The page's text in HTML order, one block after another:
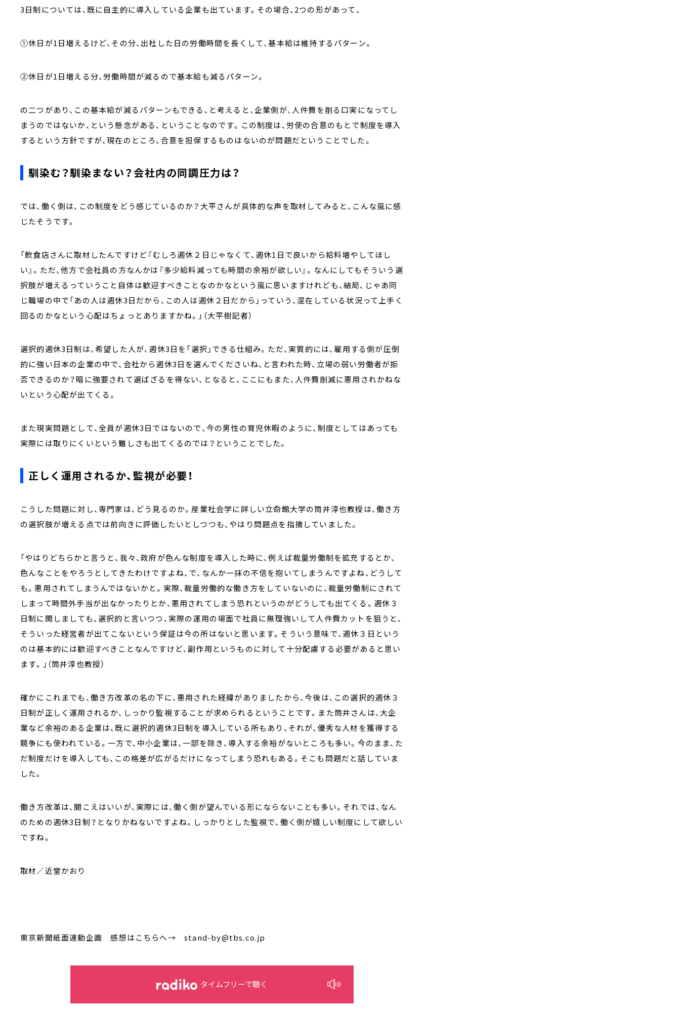
3日制については、既に自主的に導入している企業も出ています。その場合、2つの形があって、
①休日が1日増えるけど、その分、出社した日の労働時間を長くして、基本給は維持するパターン。
②休日が1日増える分、労働時間が減るので基本給も減るパターン。
の二つがあり、この基本給が減るパターンもできる、と考えると、企業側が、人件費を削る口実になってし
まうのではないか、という懸念がある、ということなのです。この制度は、労使の合意のもとで制度を導入
するという方針ですが、現在のところ、合意を担保するものはないのが問題だということでした。
馴染む？馴染まない？会社内の同調圧力は？
では、働く側は、この制度をどう感じているのか？大平さんが具体的な声を取材してみると、こんな風に感
じたそうです。
「飲食店さんに取材したんですけど『むしろ週休２日じゃなくて、週休1日で良いから給料増やしてほし
い』。ただ、他方で会社員の方なんかは『多少給料減っても時間の余裕が欲しい』。なんにしてもそういう選
択肢が増えるっていうこと自体は歓迎すべきことなのかなという風に思いますけれども、結局、じゃあ同
じ職場の中で「あの人は週休3日だから、この人は週休２日だから」っていう、混在している状況って上手く
回るのかなという心配はちょっとありますかね。」（大平樹記者）
選択的週休3日制は、希望した人が、週休3日を「選択」できる仕組み。ただ、実質的には、雇用する側が圧倒
的に強い日本の企業の中で、会社から週休3日を選んでくださいね、と言われた時、立場の弱い労働者が拒
否できるのか？暗に強要されて選ばざるを得ない、となると、ここにもまた、人件費削減に悪用されかねな
いという心配が出てくる。
また現実問題として、全員が週休3日ではないので、今の男性の育児休暇のように、制度としてはあっても
実際には取りにくいという難しさも出てくるのでは？ということでした。
正しく運用されるか、監視が必要！
こうした問題に対し、専門家は、どう見るのか。産業社会学に詳しい立命館大学の筒井淳也教授は、働き方
の選択肢が増える点では前向きに評価したいとしつつも、やはり問題点を指摘していました。
「やはりどちらかと言うと、我々、政府が色んな制度を導入した時に、例えば裁量労働制を拡充するとか、
色んなことをやろうとしてきたわけですよね、で、なんか一抹の不信を抱いてしまうんですよね、どうして
も。悪用されてしまうんではないかと。実際、裁量労働的な働き方をしていないのに、裁量労働制にされて
しまって時間外手当が出なかったりとか、悪用されてしまう恐れというのがどうしても出てくる。週休３
日制に関しましても、選択的と言いつつ、実際の運用の場面で社員に無理強いして人件費カットを狙うと、
そういった経営者が出てこないという保証は今の所はないと思います。そういう意味で、週休３日という
のは基本的には歓迎すべきことなんですけど、副作用というものに対して十分配慮する必要があると思い
ます。」（筒井淳也教授）
確かにこれまでも、働き方改革の名の下に、悪用された経緯がありましたから、今後は、この選択的週休３
日制が正しく運用されるか、しっかり監視することが求められるということです。また筒井さんは、大企
業など余裕のある企業は、既に選択的週休3日制を導入している所もあり、それが、優秀な人材を獲得する
競争にも使われている。一方で、中小企業は、一部を除き、導入する余裕がないところも多い。今のまま、た
だ制度だけを導入しても、この格差が広がるだけになってしまう恐れもある。そこも問題だと話していま
した。
働き方改革は、聞こえはいいが、実際には、働く側が望んでいる形にならないことも多い。それでは、なん
のための週休3日制？となりかねないですよね。しっかりとした監視で、働く側が嬉しい制度にして欲しい
ですね。
取材／近堂かおり
東京新聞紙面連動企画 感想はこちらへ→ stand-by@tbs.co.jp
タイムフリーで聴く